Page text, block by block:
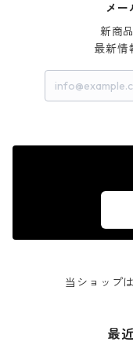
メー
新商
最新情
当ショップ
最